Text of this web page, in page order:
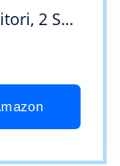
2 Set